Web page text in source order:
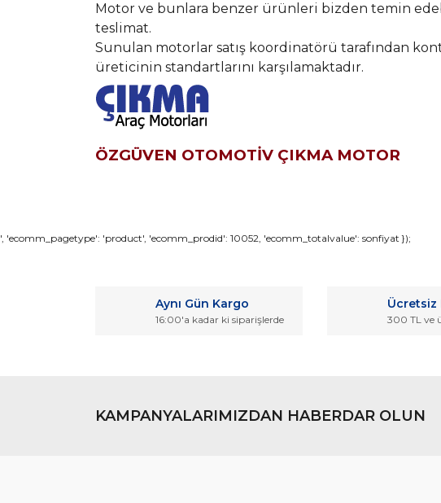
Motor ve bunlara benzer ürünleri bizden temin
teslimat.
Sunulan motorlar satış koordinatörü tarafından
üreticinin standartlarını karşılamaktadır.
ÖZGÜVEN OTOMOTİV ÇIKMA MOTOR
Bu ürünün fiyat bilgisi, resim, ürün açıklamalarında ve diğer
Ürün açıklamasında eksik bilgiler bulunuyor.
', 'ecomm_pagetype': 'product', 'ecomm_prodid': 10052, 'ecomm_totalvalue': sonfiyat });
Aynı Gün Kargo
16:00'a kadar ki siparişlerde
Ücretsiz
300 TL ve
KAMPANYALARIMIZDAN HABERDAR OLUN